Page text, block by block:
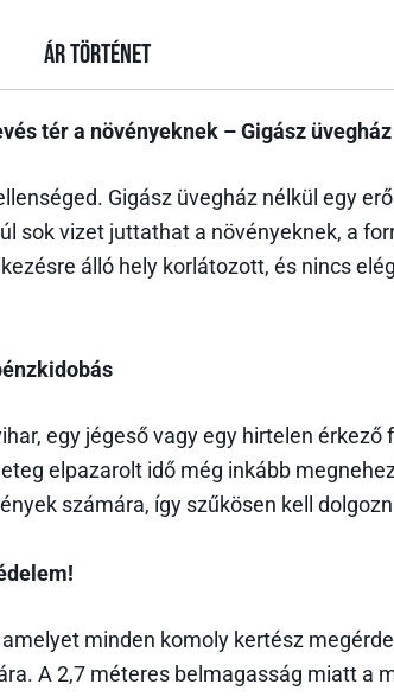
Ár történet
tér a növényeknek –Gigász üvegház
Gigász üvegház nélkül egy
vizet juttathat a növényeknek, a
álló hely korlátozott, és nincs
egy jégeső vagy egy hirtelen
elpazarolt idő még inkább
számára, így szűkösen kell
minden komoly kertész
A 2,7 méteres belmagasság miatt a